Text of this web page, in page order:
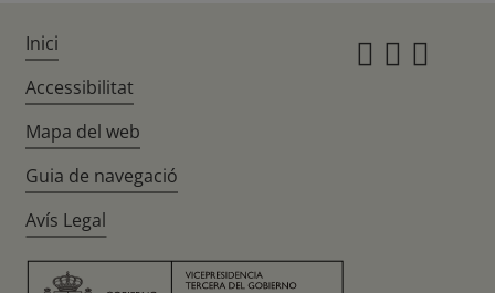
Inici
Accessibilitat
Mapa del web
Guia de navegació
Avís Legal